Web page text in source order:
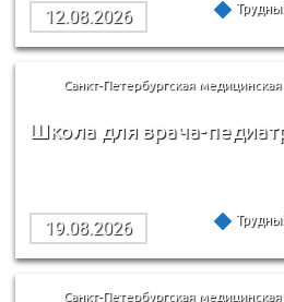
12.08.2026
Санкт-Петербургская
Школа для врача-
19.08.2026
Санкт-Петербургская